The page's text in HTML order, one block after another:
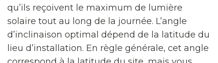
qu’ils reçoivent le maximum de lumière
solaire tout au long de la journée. L’angle
d’inclinaison optimal dépend de la latitude du
lieu d’installation. En règle générale, cet angle